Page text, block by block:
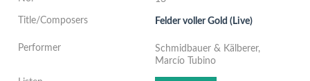
Felder voller Gold (Live)
Schmidbauer & Kälberer,
Marcío Tubino